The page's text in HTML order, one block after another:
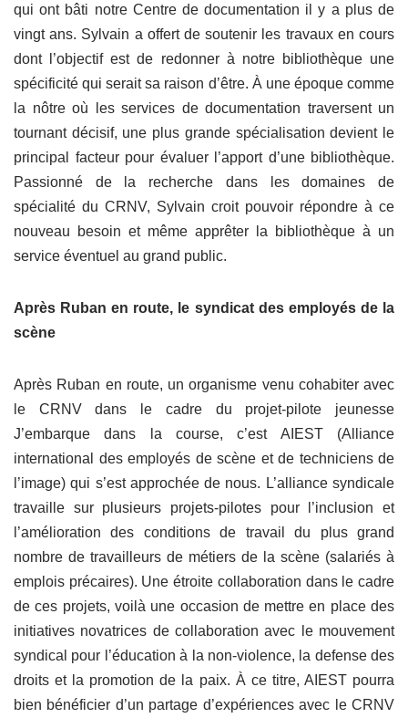
qui ont bâti notre Centre de documentation il y a plus de
vingt ans. Sylvain a offert de soutenir les travaux en cours
dont l’objectif est de redonner à notre bibliothèque une
spécificité qui serait sa raison d’être. À une époque comme
la nôtre où les services de documentation traversent un
tournant décisif, une plus grande spécialisation devient le
principal facteur pour évaluer l’apport d’une bibliothèque.
Passionné de la recherche dans les domaines de
spécialité du CRNV, Sylvain croit pouvoir répondre à ce
nouveau besoin et même apprêter la bibliothèque à un
service éventuel au grand public.
Après Ruban en route, le syndicat des employés de la
scène
Après Ruban en route, un organisme venu cohabiter avec
le CRNV dans le cadre du projet-pilote jeunesse
J’embarque dans la course, c’est AIEST (Alliance
international des employés de scène et de techniciens de
l’image) qui s’est approchée de nous. L’alliance syndicale
travaille sur plusieurs projets-pilotes pour l’inclusion et
l’amélioration des conditions de travail du plus grand
nombre de travailleurs de métiers de la scène (salariés à
emplois précaires). Une étroite collaboration dans le cadre
de ces projets, voilà une occasion de mettre en place des
initiatives novatrices de collaboration avec le mouvement
syndical pour l’éducation à la non-violence, la defense des
droits et la promotion de la paix. À ce titre, AIEST pourra
bien bénéficier d’un partage d’expériences avec le CRNV